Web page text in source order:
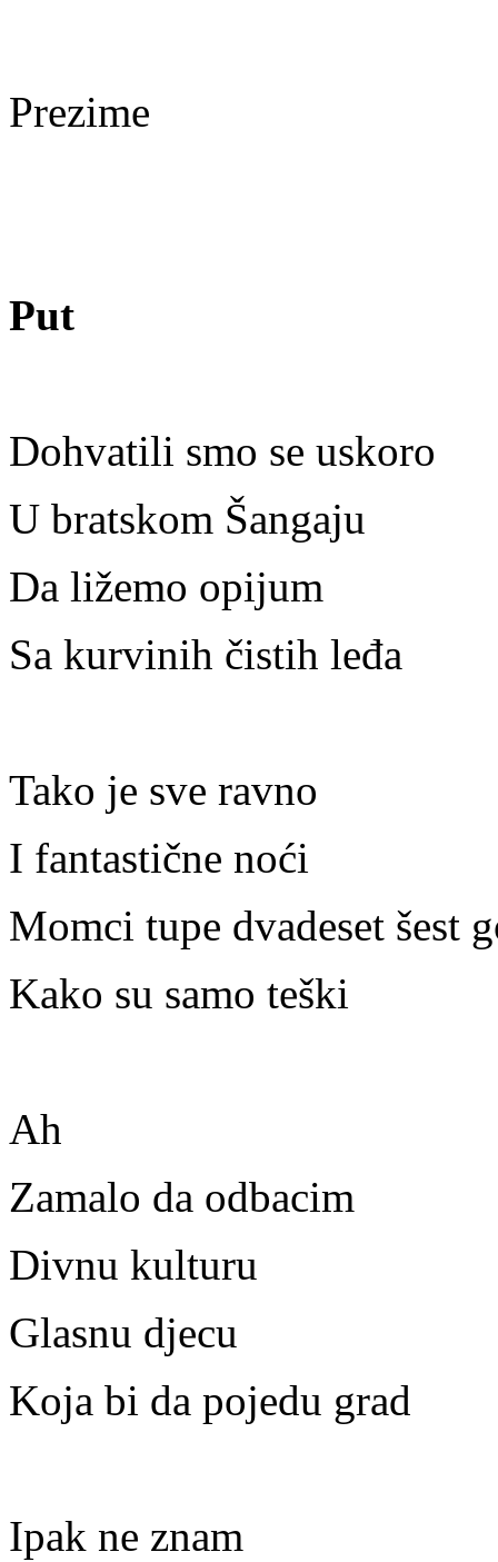
Prezime
Put
Dohvatili smo se uskoro
U bratskom Šangaju
Da ližemo opijum
Sa kurvinih čistih leđa
Tako je sve ravno
I fantastične noći
Momci tupe dvadeset šest
Kako su samo teški
Ah
Zamalo da odbacim
Divnu kulturu
Glasnu djecu
Koja bi da pojedu grad
Ipak ne znam